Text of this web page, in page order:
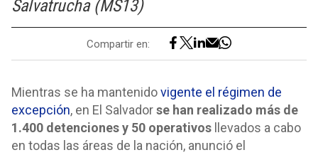
Salvatrucha (MS13)
Compartir en:
Mientras se ha mantenidovigente el régimen de
excepción, en El Salvadorse han realizado más de
1.400 detenciones y 50 operativos llevados a cabo
en todas las áreas de la nación, anunció el